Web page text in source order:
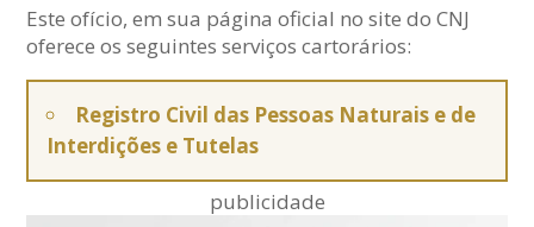
Este ofício, em sua página oficial no site do CNJ
oferece os seguintes serviços cartorários:
Registro Civil das Pessoas Naturais e de
Interdições e Tutelas
publicidade